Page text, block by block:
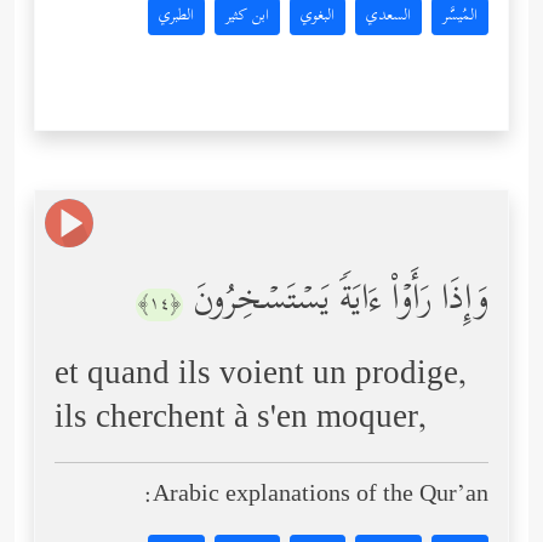
المُيسَّر السعدي البغوي ابن كثير الطبري
وَإِذَا رَأَوۡاْ ءَایَةࣰ یَسۡتَسۡخِرُونَ ﴿١٤﴾
et quand ils voient un prodige,
ils cherchent à s'en moquer,
Arabic explanations of the Qur’an: